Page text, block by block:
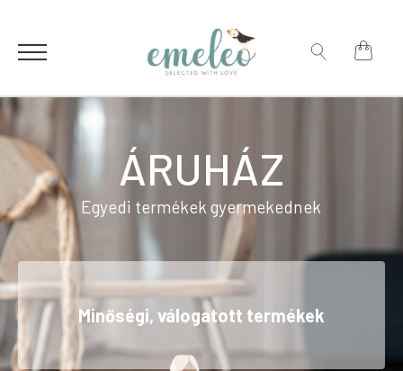
ÁRUHÁZ
Egyedi termékek gyermekednek
Minőségi, válogatott termékek